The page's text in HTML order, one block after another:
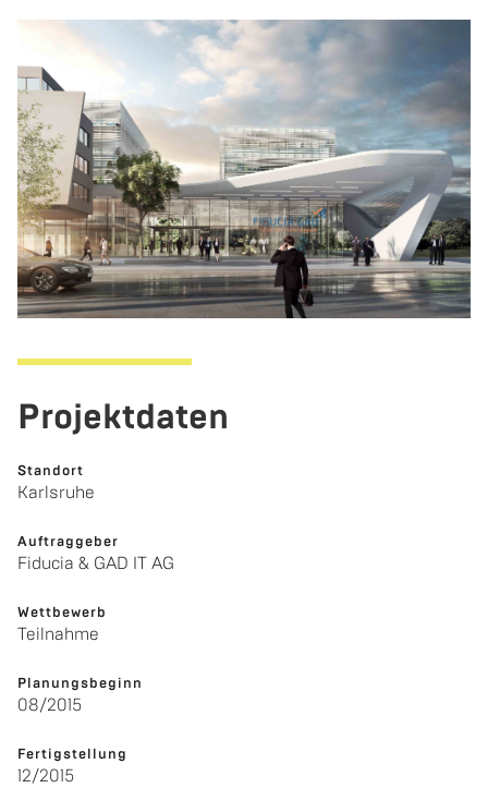
Pro­jekt­da­ten
Stand­ort
Karls­ru­he
Auf­trag­ge­ber
Fi­du­cia & GAD IT AG
Wett­be­werb
Teil­nah­me
Pla­nungs­be­ginn
08/2015
Fer­tig­stel­lung
12/2015